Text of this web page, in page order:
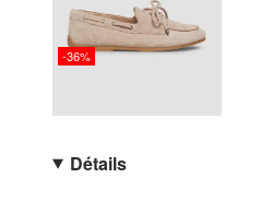
-36%
Détails